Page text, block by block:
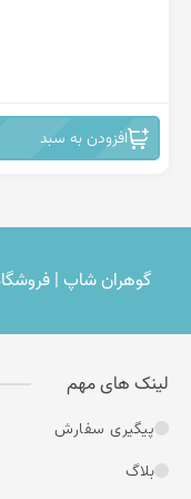
افزودن به سبد
گوهران شاپ |
لینک های مهم
پیگیری سفارش
بلاگ